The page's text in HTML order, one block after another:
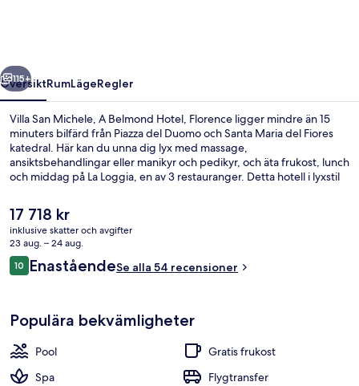
Florence
Nästa
115+
ÖversiktRumLägeRegler
Villa San Michele, A Belmond Hotel, Florence ligger mindre än 15
minuters bilfärd från Piazza del Duomo och Santa Maria del Fiores
katedral. Här kan du unna dig lyx med massage,
ansiktsbehandlingar eller manikyr och pedikyr, och äta frukost, lunch
och middag på La Loggia, en av 3 restauranger. Detta hotell i lyxstil
fitnesscenter. Andra resenärer brukar hylla rumsservicen.
Det
nuvarande
priset
är
17 718 kr
17 718 kr
inklusive skatter och avgifter
23 aug. – 24 aug.
Recensioner
1010 av 10,
EnaståendeSe alla 54 recensioner
Populära bekvämligheter
Pool
Gratis frukost
Spa
Flygtransfer